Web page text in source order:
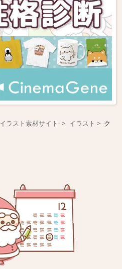
ラスト素材サイト- イラスト
ク